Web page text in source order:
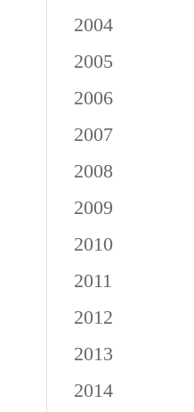
2004
2005
2006
2007
2008
2009
2010
2011
2012
2013
2014